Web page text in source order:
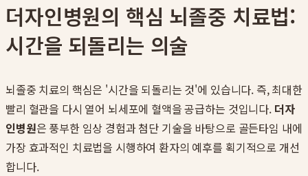
더자인병원의 핵심 뇌졸중 치료법:
시간을 되돌리는 의술
뇌졸중 치료의 핵심은 '시간을 되돌리는 것'에 있습니다. 즉, 최대한
빨리 혈관을 다시 열어 뇌세포에 혈액을 공급하는 것입니다. 더자
인병원은 풍부한 임상 경험과 첨단 기술을 바탕으로 골든타임 내에
가장 효과적인 치료법을 시행하여 환자의 예후를 획기적으로 개선
합니다.